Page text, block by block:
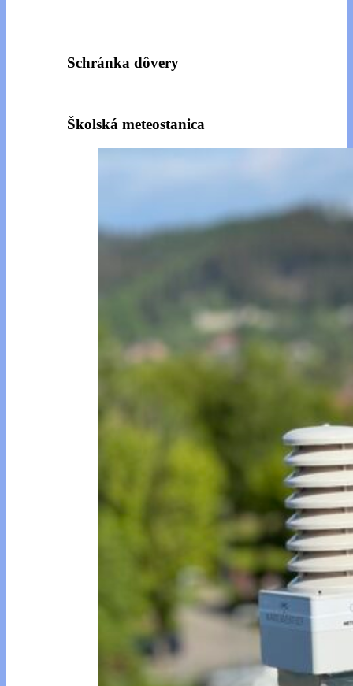
Schránka dôvery
Školská meteostanica